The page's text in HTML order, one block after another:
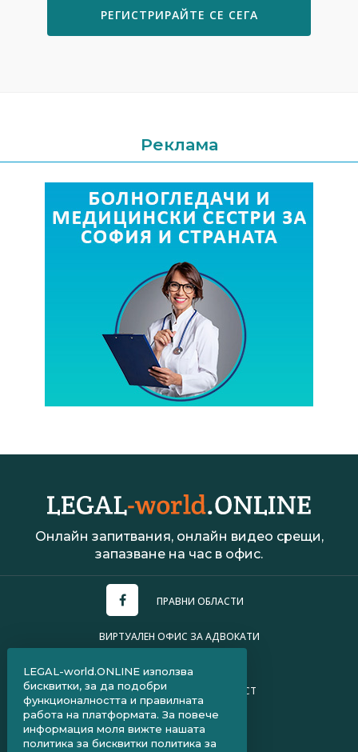
РЕГИСТРИРАЙТЕ СЕ СЕГА
Реклама
Онлайн запитвания, онлайн видео срещи,
запазване на час в офис.
ПРАВНИ ОБЛАСТИ
ВИРТУАЛЕН ОФИС ЗА АДВОКАТИ
ПОЛИТИКА ЗА ПОВЕРИТЕЛНОСТ
ЧЗВ ЗА КЛИЕНТИ
ЧЗВ ЗА АДВОКАТИ
LEGAL-world.ONLINE използва
бисквитки, за да подобри
функционалността и правилната
работа на платформата. За повече
информация моля вижте нашата
политика за бисквитки политика за